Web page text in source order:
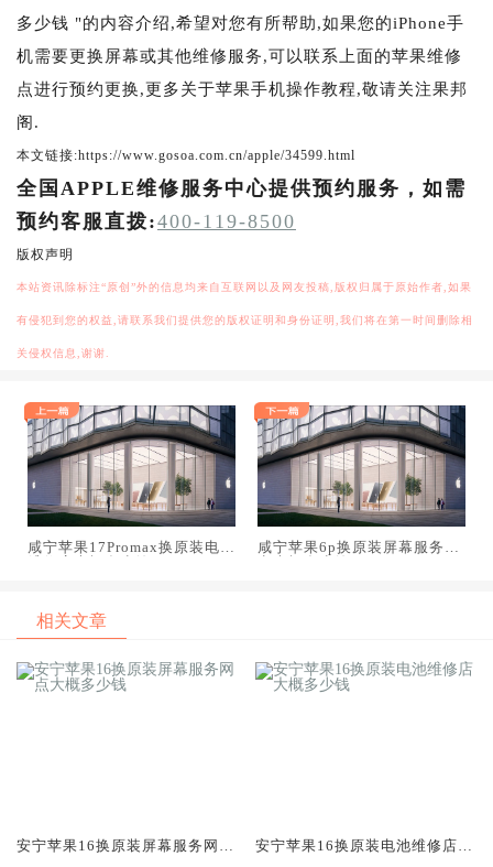
多少钱 "的内容介绍,希望对您有所帮助,如果您的iPhone手
机需要更换屏幕或其他维修服务,可以联系上面的苹果维修
点进行预约更换,更多关于苹果手机操作教程,敬请关注果邦
阁.
本文链接:https://www.gosoa.com.cn/apple/34599.html
全国APPLE维修服务中心提供预约服务，如需
预约客服直拨:400-119-8500
版权声明
本站资讯除标注“原创”外的信息均来自互联网以及网友投稿,版权归属于原始作者,如果
有侵犯到您的权益,请联系我们提供您的版权证明和身份证明,我们将在第一时间删除相
关侵权信息,谢谢.
咸宁苹果17Promax换原装电池
咸宁苹果6p换原装屏幕服务网
相关文章
安宁苹果16换原装屏幕服务网点
安宁苹果16换原装电池维修店大